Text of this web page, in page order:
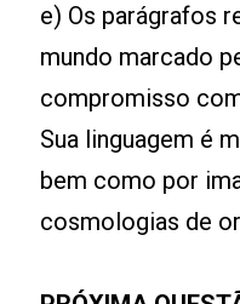
e) Os parágrafos
mundo marcado
compromisso
Sua linguagem é
bem como por
cosmologias de